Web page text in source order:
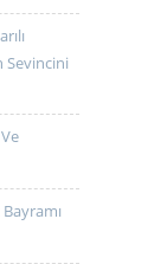
Sevincini